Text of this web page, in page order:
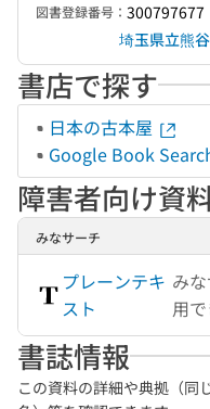
図書登録番号： 300797677
埼玉県立熊
書店で探す
日本の古本屋
Google Book
障害者向け資
みなサーチ
プレーンテキ
スト
み
用
書誌情報
この資料の詳細や典拠（同